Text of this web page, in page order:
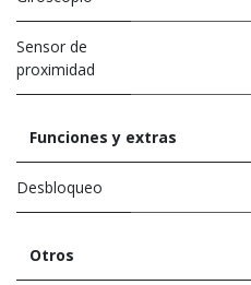
Sensor de
proximidad
Funciones y extras
Desbloqueo
Otros